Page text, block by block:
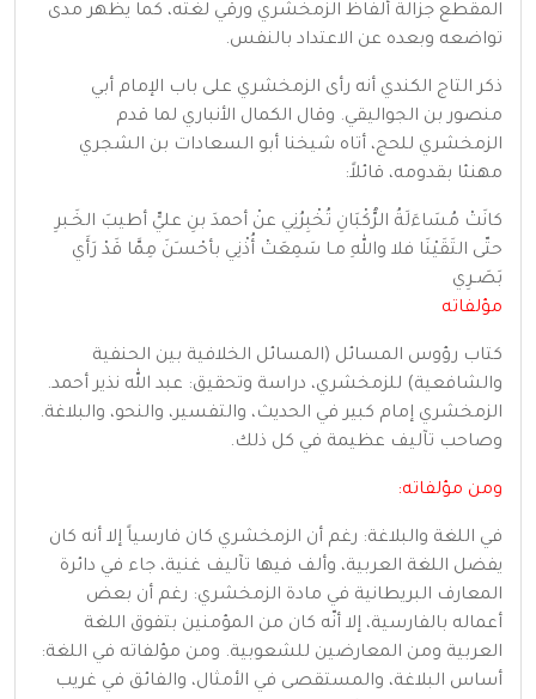
المقطع جزالة ألفاظ الزمخشري ورقي لغته، كما يظهر مدى
تواضعه وبعده عن الاعتداد بالنفس.
ذكر التاج الكندي أنه رأى الزمخشري على باب الإمام أبي
منصور بن الجواليقي. وقال الكمال الأنباري لما قدم
الزمخشري للحج، أتاه شيخنا أبو السعادات بن الشجري
مهنئا بقدومه، قائلاً:
كانَتْ مُسَاءَلَةُ الرُّكْبَانِ تُخْبِرُنِي عنْ أحمدَ بنِ عليٍّ أطيبَ الخَـبرِ
حتّى التَقَيْنَا فلا واللهِ مـا سَمِعَتْ أُذْنِي بأحْسـَنَ مِمَّا قَدْ رَأَي
بَصَـرِي
مؤلفاته
كتاب رؤوس المسائل (المسائل الخلافية بين الحنفية
والشافعية) للزمخشري، دراسة وتحقيق: عبد الله نذير أحمد.
الزمخشري إمام كبير في الحديث، والتفسير، والنحو، والبلاغة.
وصاحب تآليف عظيمة في كل ذلك.
ومن مؤلفاته:
في اللغة والبلاغة: رغم أن الزمخشري كان فارسياً إلا أنه كان
يفضل اللغة العربية، وألف فيها تآليف غنية، جاء في دائرة
المعارف البريطانية في مادة الزمخشري: رغم أن بعض
أعماله بالفارسية، إلا أنّه كان من المؤمنين بتفوق اللغة
العربية ومن المعارضين للشعوبية. ومن مؤلفاته في اللغة:
أساس البلاغة، والمستقصى في الأمثال، والفائق في غريب